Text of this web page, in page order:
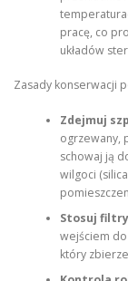
pracę, co
układów
Zasady konserwacji
Zdejmuj
ogrzewany,
schowaj ją
wilgoci
Stosuj
wejściem do
który